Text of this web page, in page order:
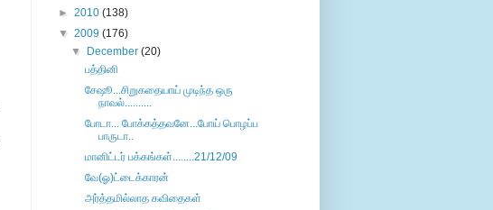
► 2010 (138)
▼ 2009 (176)
▼
December(20)
பத்தினி
சேஷூ...சிறுகதையாய் முடிந்த ஒரு
நாவல்..........
போடா... போக்கத்தவனே...போய் பொழப்ப
பாருடா..
மானிட்டர் பக்கங்கள்........21/12/09
வே(ஓ)ட்டைக்காரன்
அர்த்தமில்லாத கவிதைகள்